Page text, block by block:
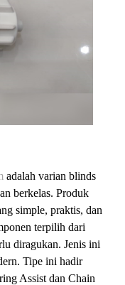
adalah varian blinds
berkelas. Produk
simple, praktis, dan
terpilih dari
diragukan. Jenis ini
Tipe ini hadir
Assist dan Chain